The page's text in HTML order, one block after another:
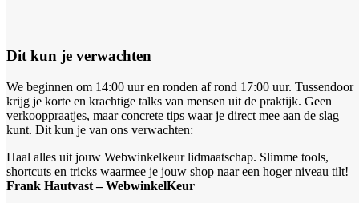
Dit kun je verwachten
We beginnen om 14:00 uur en ronden af rond 17:00 uur. Tussendoor
krijg je korte en krachtige talks van mensen uit de praktijk. Geen
verkooppraatjes, maar concrete tips waar je direct mee aan de slag
kunt. Dit kun je van ons verwachten:
Haal alles uit jouw Webwinkelkeur lidmaatschap. Slimme tools,
shortcuts en tricks waarmee je jouw shop naar een hoger niveau tilt!
Frank Hautvast – WebwinkelKeur